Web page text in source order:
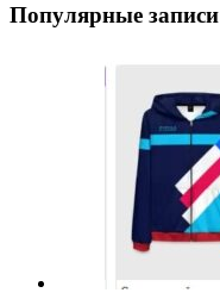
Популярные записи